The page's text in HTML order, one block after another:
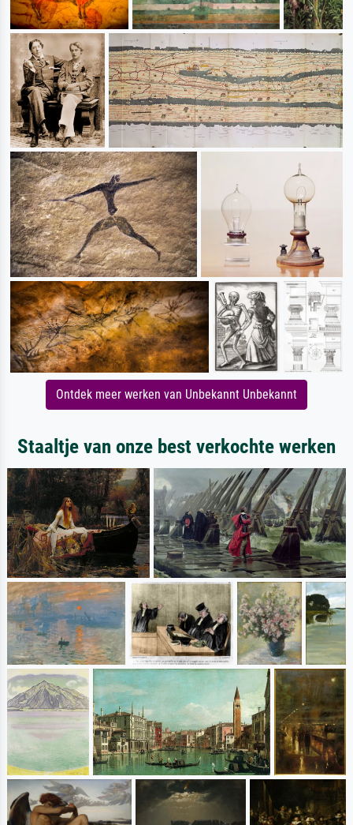
Ontdek meer werken van Unbekannt Unbekannt
Staaltje van onze best verkochte werken